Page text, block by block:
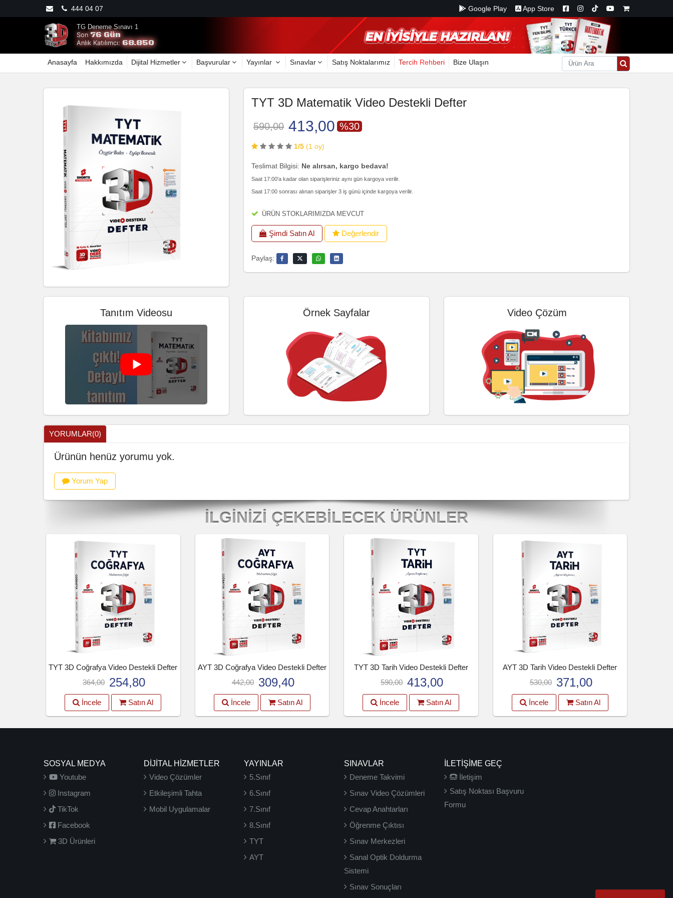
444 04 07 Google Play App Store
TG Deneme Sınavı 1
Son 76 Gün
Anlık Katılımcı:68.850
Anasayfa Hakkımızda Dijital Hizmetler Başvurular Yayınlar Sınavlar Satış Noktalarımız Tercih Rehberi Bize Ulaşın
TYT 3D Matematik Video Destekli Defter
590,00 413,00 %30
1/5 (1 oy)
Teslimat Bilgisi: Ne alırsan, kargo bedava!
Saat 17:00'a kadar olan siparişleriniz aynı gün kargoya verilir.
Saat 17:00 sonrası alınan siparişler 3 iş günü içinde kargoya verilir.
ÜRÜN STOKLARIMIZDA MEVCUT
Şimdi Satın Al Değerlendir
Paylaş:
Tanıtım Videosu Örnek Sayfalar Video Çözüm
YORUMLAR(0)
Ürünün henüz yorumu yok.
Yorum Yap
İLGINIZI ÇEKEBILECEK ÜRÜNLER
TYT 3D Coğrafya Video Destekli Defter
364,00 254,80
İncele Satın Al
AYT 3D Coğrafya Video Destekli Defter
442,00
309,40
İncele Satın Al
TYT 3D Tarih Video Destekli Defter
590,00 413,00
İncele Satın Al
AYT 3D Tarih Video Destekli Defter
530,00
371,00
İncele Satın Al
SOSYAL MEDYA
Youtube
Instagram
TikTok
Facebook
3D Ürünleri
DİJİTAL HİZMETLER
Video Çözümler
Etkileşimli Tahta
Mobil Uygulamalar
YAYINLAR
5.Sınıf
6.Sınıf
7.Sınıf
8.Sınıf
TYT
AYT
SINAVLAR
Deneme Takvimi
Sınav Video Çözümleri
Cevap Anahtarları
Öğrenme Çıktısı
Sınav Merkezleri
Sanal Optik Doldurma
Sistemi
Sınav Sonuçları
İLETIŞIME GEÇ
İletişim
Satış Noktası Başvuru
Formu